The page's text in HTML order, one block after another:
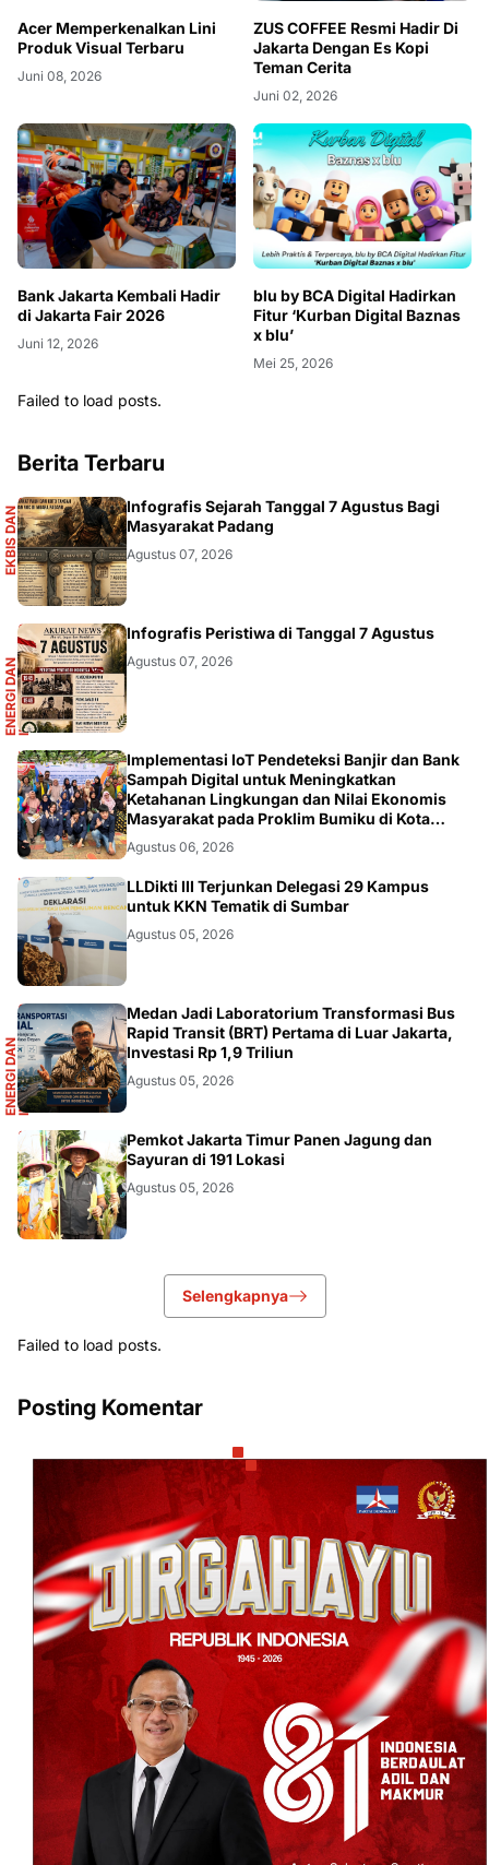
Acer Memperkenalkan Lini
Produk Visual Terbaru
Juni 08, 2026
ZUS COFFEE Resmi Hadir Di
Jakarta Dengan Es Kopi
Teman Cerita
Juni 02, 2026
Bank Jakarta Kembali Hadir
di Jakarta Fair 2026
Juni 12, 2026
blu by BCA Digital Hadirkan
Fitur ‘Kurban Digital Baznas
x blu’
Mei 25, 2026
Failed to load posts.
Berita Terbaru
E
K
B
I
S
D
A
N
I
N
F
O
G
R
A
F
IS
Infografis Sejarah Tanggal 7 Agustus Bagi
Masyarakat Padang
Agustus 07, 2026
E
N
E
R
G
I
D
A
N
I
N
F
R
A
S
T
R
U
K
T
UR Infografis Peristiwa di Tanggal 7 Agustus
Agustus 07, 2026
DIKBUDRISTEK
Implementasi IoT Pendeteksi Banjir dan Bank
Sampah Digital untuk Meningkatkan
Ketahanan Lingkungan dan Nilai Ekonomis
Masyarakat pada Proklim Bumiku di Kota
Tangerang
Agustus 06, 2026
DIKBUDRISTEK
LLDikti III Terjunkan Delegasi 29 Kampus
untuk KKN Tematik di Sumbar
Agustus 05, 2026
E
N
E
R
G
I
D
A
N
I
N
F
R
A
S
T
R
U
K
T
UR
Medan Jadi Laboratorium Transformasi Bus
Rapid Transit (BRT) Pertama di Luar Jakarta,
Investasi Rp 1,9 Triliun
Agustus 05, 2026
AKURATNEWS
Pemkot Jakarta Timur Panen Jagung dan
Sayuran di 191 Lokasi
Agustus 05, 2026
Selengkapnya
Failed to load posts.
Posting Komentar